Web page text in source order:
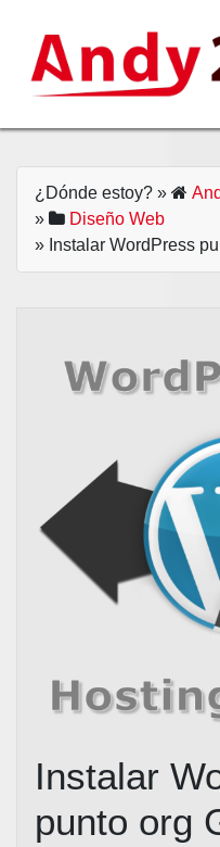
content
¿Dónde estoy? »
»
Diseño Web
» Instalar WordPress
Instalar
punto org